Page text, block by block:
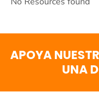
APOYA
UNA